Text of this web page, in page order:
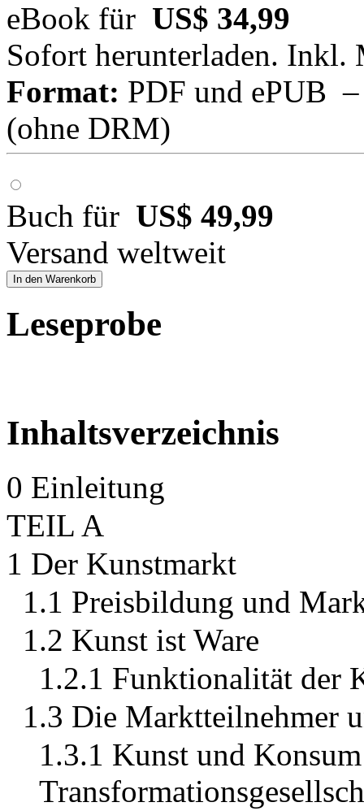
eBook für US$ 34,99
Sofort herunterladen. Inkl.
Format: PDF und ePUB
(ohne DRM)
Buch für US$ 49,99
Versand weltweit
In den Warenkorb
Leseprobe
Inhaltsverzeichnis
0 Einleitung
TEIL A
1 Der Kunstmarkt
1.1 Preisbildung und
1.2 Kunst ist Ware
1.2.1 Funktionalität der
1.3 Die Marktteilnehmer
1.3.1 Kunst und